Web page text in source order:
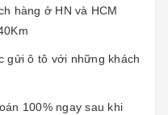
hàng ở HN và HCM
gửi ô tô với những khách
100% ngay sau khi